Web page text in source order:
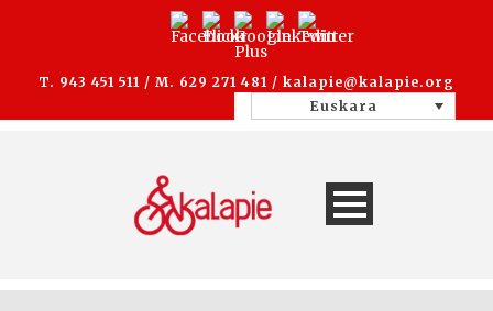
T. 943 451 511 / M. 629 271 481 / kalapie@kalapie.org
Euskara